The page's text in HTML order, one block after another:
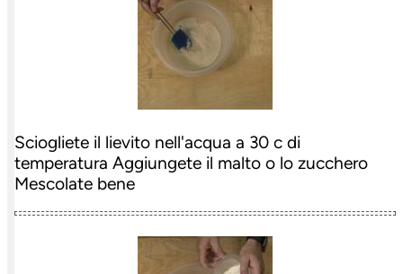
Sciogliete il lievito nell'acqua a 30 c di
temperatura Aggiungete il malto o lo zucchero
Mescolate bene